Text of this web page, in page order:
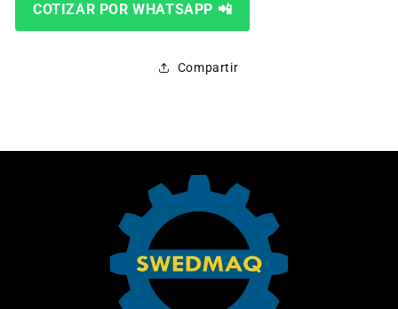
COTIZAR POR WHATSAPP 📲
Compartir